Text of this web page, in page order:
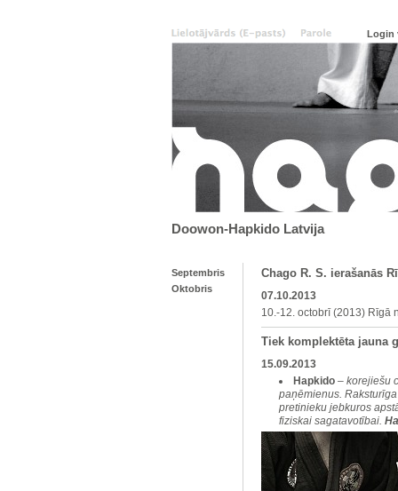
Doowon-Hapkido Latvija
Septembris
Oktobris
Chago R. S. ierašanās
07.10.2013
10.-12. octobrī (2013) Rīgā
Tiek komplektēta jauna
15.09.2013
Hapkido – korejiešu
paņēmienus.
pretinieku jebkuros
fiziskai sagatavotībai.